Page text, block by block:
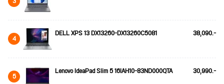
4 DELL XPS 13 DX13260-DX13260C5081 38,090.-
5 Lenovo IdeaPad Slim 5 16IAH10-83ND000QTA 30,990.-